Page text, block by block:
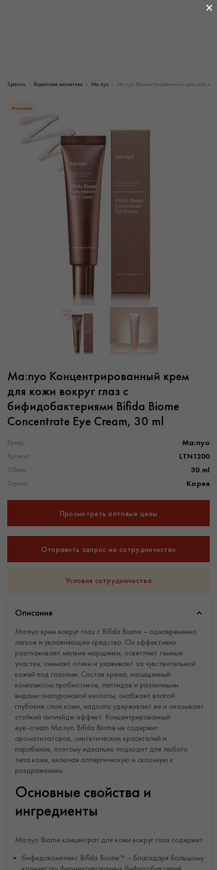
Sparcos Корейская косметика Ma:nyo Ma:nyo Концентрированный крем для
Новинка
Ma:nyo Концентрированный крем
для кожи вокруг глаз с
бифидобактериями Bifida Biome
Concentrate Eye Cream, 30 ml
Бренд: Ma:nyo
Артикул: LTN1200
Объем: 30 ml
Страна: Корея
Просмотреть оптовые цены
Отправить запрос на сотрудничество
Условия сотрудничества
Описание
Ma:nyo крем вокруг глаз с Bifida Biome – одновременно
легкое и увлажняющее средство. Он эффективно
разглаживает мелкие морщинки, осветляет темные
участки, снимает отеки и ухаживает за чувствительной
кожей под глазами. Состав крема, насыщенный
комплексом пробиотиков, пептидов и различными
видами гиалуроновой кислоты, снабжает влагой
глубокие слои кожи, надолго удерживает ее и оказывает
стойкий антиэйдж-эффект. Концентрированный
eye‑cream Ma:nyo Bifida Biome не содержит
ароматизаторов, синтетических красителей и
парабенов, поэтому идеально подходит для любого
типа кожи, включая аллергическую и склонную к
раздражениям.
Основные свойства и
ингредиенты
Ma:nyo Biome концентрат для кожи вокруг глаз содержит:
бифидокомплекс Bifida Biome™ – благодаря большому
×